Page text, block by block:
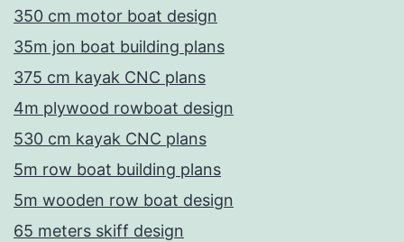
350 cm motor boat design
35m jon boat building plans
375 cm kayak CNC plans
4m plywood rowboat design
530 cm kayak CNC plans
5m row boat building plans
5m wooden row boat design
65 meters skiff design